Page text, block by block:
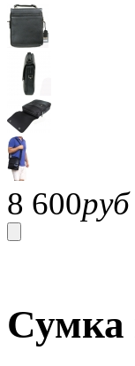
8 600руб
Сумка